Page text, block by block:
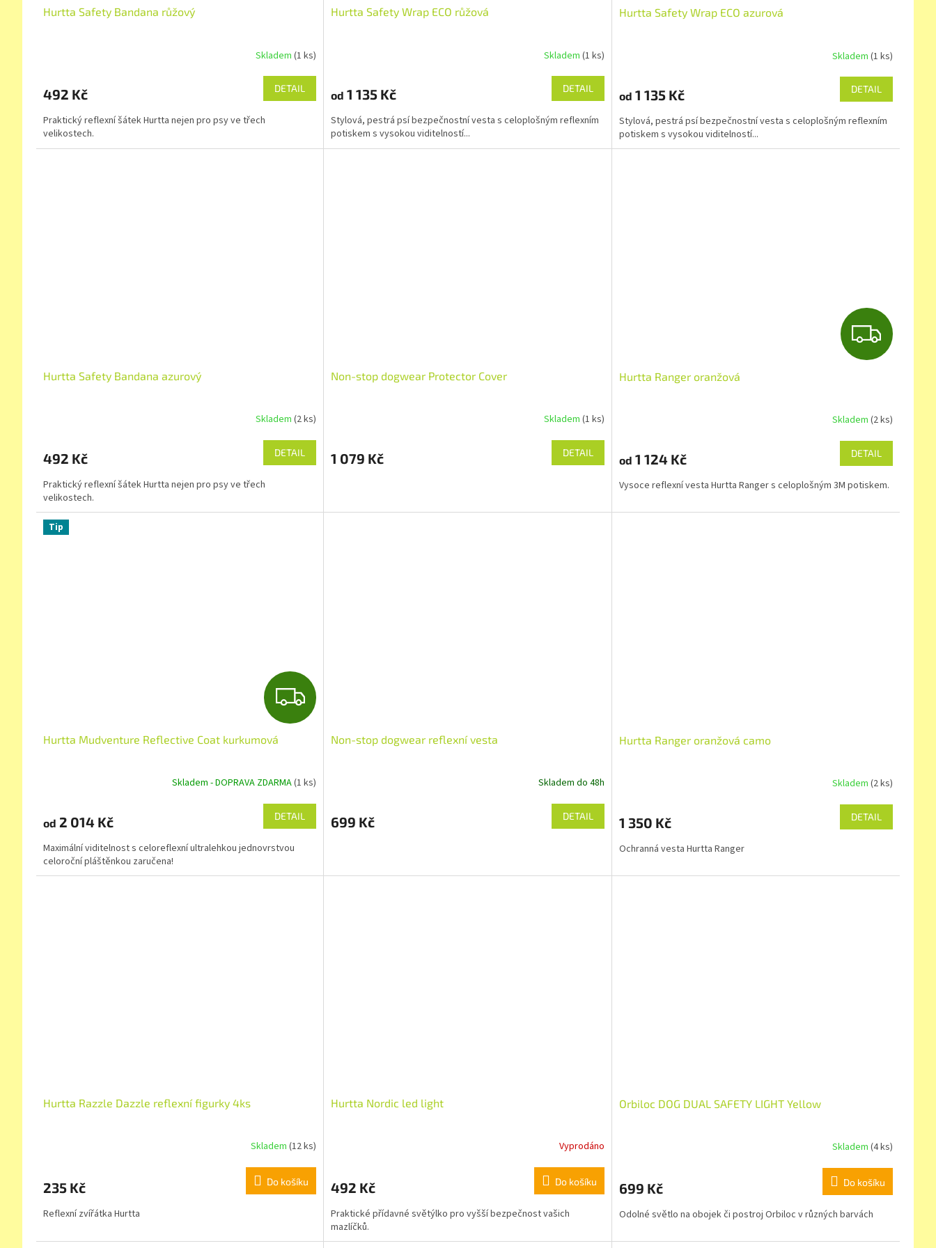
Hurtta Safety Bandana růžový
Skladem(1 ks)
492 Kč DETAIL
Praktický reflexní šátek Hurtta nejen pro psy ve třech
velikostech.
Hurtta Safety Wrap ECO růžová
Skladem (1 ks)
od 1 135 Kč DETAIL
Stylová, pestrá psí bezpečnostní vesta s celoplošným reflexním
potiskem s vysokou viditelností...
Hurtta Safety Wrap ECO azurová
Skladem (1 ks)
od 1 135 Kč DETAIL
Stylová, pestrá psí bezpečnostní vesta s celoplošným reflexním
potiskem s vysokou viditelností...
Hurtta Safety Bandana azurový
Skladem(2 ks)
492 Kč DETAIL
Praktický reflexní šátek Hurtta nejen pro psy ve třech
velikostech.
Non-stop dogwear Protector Cover
Skladem (1 ks)
1 079 Kč DETAIL
Z
D
R
M
A
Hurtta Ranger oranžová
Skladem (2 ks)
od 1 124 Kč DETAIL
Vysoce reflexní vesta Hurtta Ranger s celoplošným 3M potiskem.
Tip
Z
D
R
M
Hurtta Mudventure Reflective Coat kurkumová
Skladem - DOPRAVA ZDARMA(1 ks)
od 2 014 Kč DETAIL
Maximální viditelnost s celoreflexní ultralehkou jednovrstvou
celoroční pláštěnkou zaručena!
Non-stop dogwear reflexní vesta
Skladem do 48h
699 Kč DETAIL
Hurtta Ranger oranžová camo
Skladem (2 ks)
1 350 Kč DETAIL
Ochranná vesta Hurtta Ranger
Hurtta Razzle Dazzle reflexní figurky 4ks
Skladem(12 ks)
235 Kč Do košíku
Reflexní zvířátka Hurtta
Hurtta Nordic led light
Vyprodáno
492 Kč Do košíku
Praktické přídavné světýlko pro vyšší bezpečnost vašich
mazlíčků.
Orbiloc DOG DUAL SAFETY LIGHT Yellow
Skladem (4 ks)
699 Kč Do košíku
Odolné světlo na obojek či postroj Orbiloc v různých barvách
Zásady zpracování osobních